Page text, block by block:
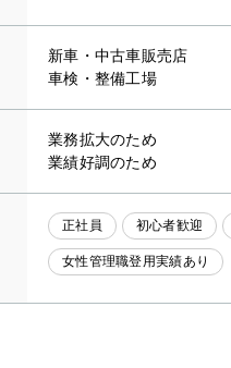
新車・中古車販売店
車検・整備工場
業務拡大のため
業績好調のため
正社員 初心者歓迎
女性管理職登用実績あり